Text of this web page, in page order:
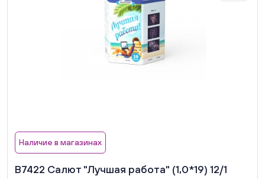
Наличие в магазинах
В7422 Салют "Лучшая работа" (1,0*19) 12/1